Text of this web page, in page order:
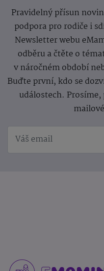
Pravidelný přísun
podpora pro rodiče i
Newsletter webu
odběru a čtěte o
v náročném období
Buďte první, kdo se
událostech.